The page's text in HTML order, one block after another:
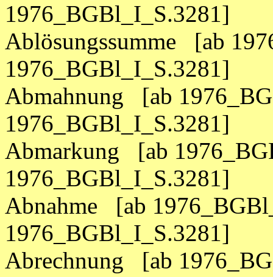
1976_BGBl_I_S.3281]
Ablösungssumme [ab
1976_BGBl_I_S.3281]
Abmahnung [ab
1976_BGBl_I_S.3281]
Abmarkung [ab
1976_BGBl_I_S.3281]
Abnahme [ab
1976_BGBl_I_S.3281]
Abrechnung [ab